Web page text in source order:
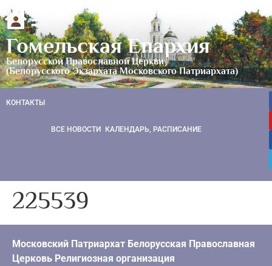
Гомельская Епархия
Белорусской Православной Церкви
(Белорусского Экзархата Московского Патриархата)
КОНТАКТЫ
ВСЕ НОВОСТИ КАЛЕНДАРЬ, РАСПИСАНИЕ
225539
Московский Патриархат Белорусская Православная
Церковь Религиозная организация